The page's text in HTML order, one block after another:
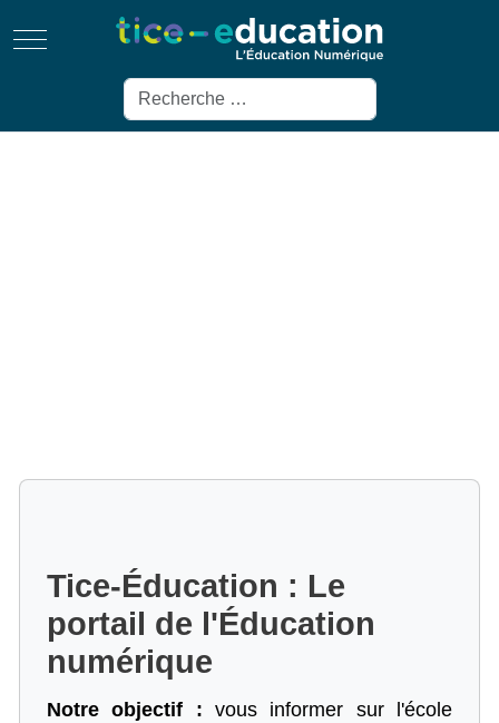
Mobile Menu Toggle
Rechercher
Tice-Éducation : Le
portail de l'Éducation
numérique
Notre objectif : vous informer sur l'école